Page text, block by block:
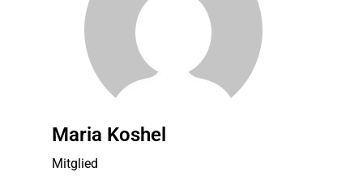
Maria Koshel
Mitglied